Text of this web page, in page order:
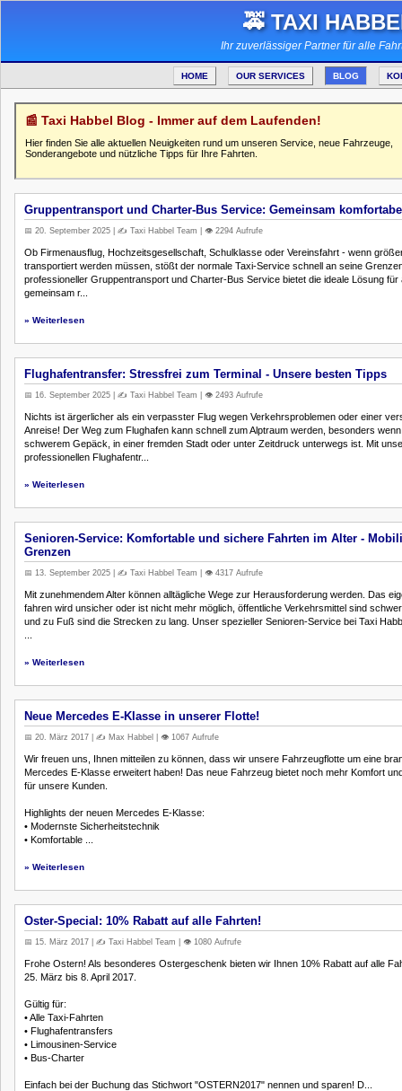
🚕 TAXI
Ihr zuverlässiger Partner für alle
HOME OUR SERVICES BLOG
📰 Taxi Habbel Blog - Immer auf dem Laufenden!
Hier finden Sie alle aktuellen Neuigkeiten rund um unseren Service, neue Fahrzeuge,
Sonderangebote und nützliche Tipps für Ihre Fahrten.
Gruppentransport und Charter-Bus Service: Gemeinsam
📅 20. September 2025 | ✍️ Taxi Habbel Team | 👁️ 2294 Aufrufe
Ob Firmenausflug, Hochzeitsgesellschaft, Schulklasse oder Vereinsfahrt - wenn
transportiert werden müssen, stößt der normale Taxi-Service schnell an seine
professioneller Gruppentransport und Charter-Bus Service bietet die ideale Lösung für
gemeinsam r...
» Weiterlesen
Flughafentransfer: Stressfrei zum Terminal - Unsere besten Tipps
📅 16. September 2025 | ✍️ Taxi Habbel Team | 👁️ 2493 Aufrufe
Nichts ist ärgerlicher als ein verpasster Flug wegen Verkehrsproblemen oder einer
Anreise! Der Weg zum Flughafen kann schnell zum Alptraum werden, besonders
schwerem Gepäck, in einer fremden Stadt oder unter Zeitdruck unterwegs ist. Mit
professionellen Flughafentr...
» Weiterlesen
Senioren-Service: Komfortable und sichere Fahrten im Alter -
Grenzen
📅 13. September 2025 | ✍️ Taxi Habbel Team | 👁️ 4317 Aufrufe
Mit zunehmendem Alter können alltägliche Wege zur Herausforderung werden. Das
fahren wird unsicher oder ist nicht mehr möglich, öffentliche Verkehrsmittel sind
und zu Fuß sind die Strecken zu lang. Unser spezieller Senioren-Service bei Taxi
» Weiterlesen
Neue Mercedes E-Klasse in unserer Flotte!
📅 20. März 2017 | ✍️ Max Habbel | 👁️ 1067 Aufrufe
Wir freuen uns, Ihnen mitteilen zu können, dass wir unsere Fahrzeugflotte um eine
Mercedes E-Klasse erweitert haben! Das neue Fahrzeug bietet noch mehr Komfort
für unsere Kunden.
Highlights der neuen Mercedes E-Klasse:
• Modernste Sicherheitstechnik
• Komfortable ...
» Weiterlesen
Oster-Special: 10% Rabatt auf alle Fahrten!
📅 15. März 2017 | ✍️ Taxi Habbel Team | 👁️ 1080 Aufrufe
Frohe Ostern! Als besonderes Ostergeschenk bieten wir Ihnen 10% Rabatt auf alle
25. März bis 8. April 2017.
Gültig für:
• Alle Taxi-Fahrten
• Flughafentransfers
• Limousinen-Service
• Bus-Charter
Einfach bei der Buchung das Stichwort "OSTERN2017" nennen und sparen! D...